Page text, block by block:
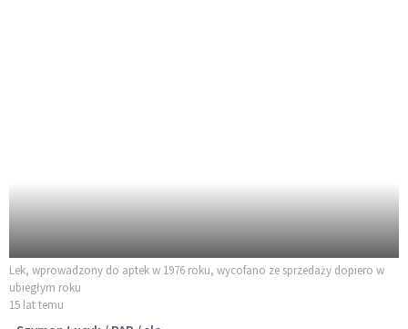
Lek, wprowadzony do aptek w 1976 roku, wycofano ze sprzedaży dopiero w
ubiegłym roku
15 lat temu